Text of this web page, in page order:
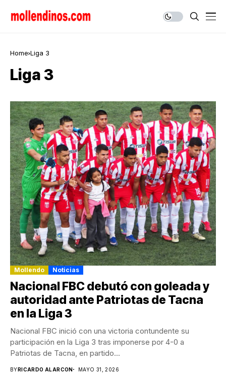
Home Liga 3
Liga 3
Mollendo Noticias
Nacional FBC debutó con goleada y
autoridad ante Patriotas de Tacna
en la Liga 3
Nacional FBC inició con una victoria contundente su
participación en la Liga 3 tras imponerse por 4-0 a
Patriotas de Tacna, en partido...
BY RICARDO ALARCON MAYO 31, 2026